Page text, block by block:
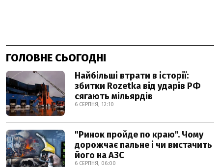
ГОЛОВНЕ СЬОГОДНІ
Найбільші втрати в історії:
збитки Rozetka від ударів РФ
сягають мільярдів
6 СЕРПНЯ, 12:10
"Ринок пройде по краю". Чому
дорожчає пальне і чи вистачить
його на АЗС
6 СЕРПНЯ, 06:00